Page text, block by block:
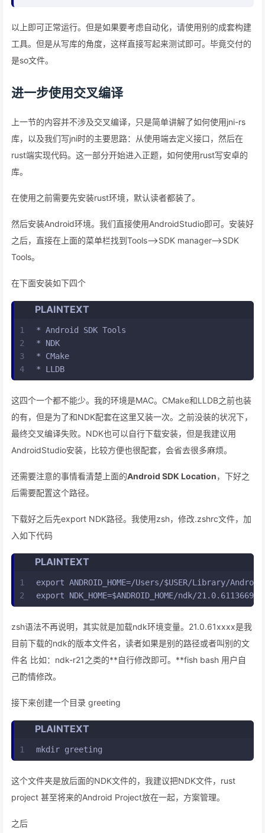
以上即可正常运行。但是如果要考虑自动化，请使用别的成套构建
工具。但是从写库的角度，这样直接写起来测试即可。毕竟交付的
是so文件。
进一步使用交叉编译
上一节的内容并不涉及交叉编译，只是简单讲解了如何使用jni-rs
库，以及我们写jni时的主要思路：从使用端去定义接口，然后在
rust端实现代码。这一部分开始进入正题，如何使用rust写安卓的
库。
在使用之前需要先安装rust环境，默认读者都装了。
然后安装Android环境。我们直接使用AndroidStudio即可。安装好
之后，直接在上面的菜单栏找到Tools–>SDK manager–>SDK
Tools。
在下面安装如下四个
PLAINTEXT
1
2
3
4
* Android SDK Tools
* NDK
* CMake
* LLDB
这四个一个都不能少。我的环境是MAC。CMake和LLDB之前也装
的有，但是为了和NDK配套在这里又装一次。之前没装的状况下，
最终交叉编译失败。NDK也可以自行下载安装，但是我建议用
AndroidStudio安装，比较方便也很配套，会省去很多麻烦。
还需要注意的事情看清楚上面的Android SDK Location，下好之
后需要配置这个路径。
下载好之后先export NDK路径。我使用zsh，修改.zshrc文件，加
入如下代码
PLAINTEXT
1
2
export ANDROID_HOME=/Users/$USER/Library/
export NDK_HOME=$ANDROID_HOME/ndk/21.0.6113669
zsh语法不再说明，其实就是加载ndk环境变量。21.0.61xxxx是我
目前下载的ndk的版本文件名，读者如果是别的路径或者叫别的文
件名 比如：ndk-r21之类的**自行修改即可。**fish bash 用户自
己酌情修改。
接下来创建一个目录 greeting
PLAINTEXT
1 mkdir greeting
这个文件夹是放后面的NDK文件的，我建议把NDK文件，rust
project 甚至将来的Android Project放在一起，方案管理。
之后